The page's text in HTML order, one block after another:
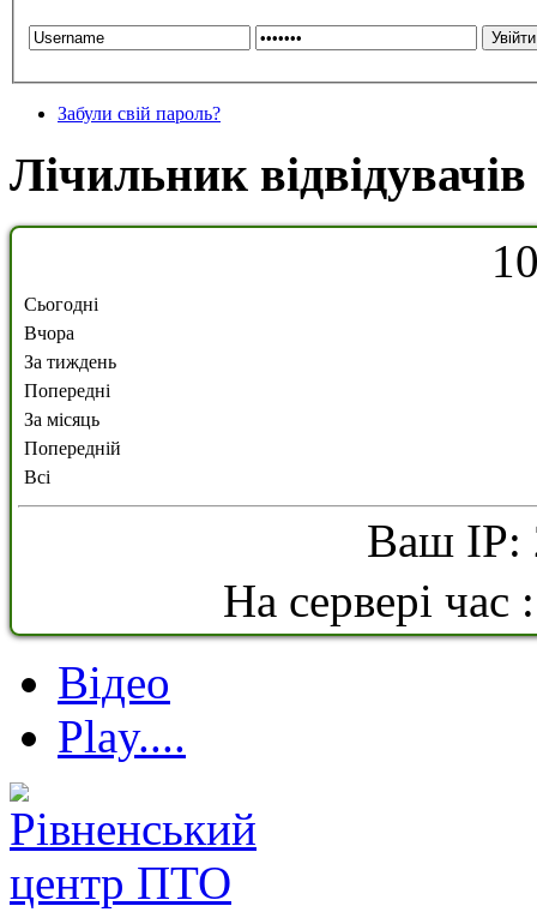
Забули свій пароль?
Лічильник відвідувачів
1
Сьогодні
Вчора
За тиждень
Попередні
За місяць
Попередній
Всі
Ваш IP:
На сервері
Відео
Play....